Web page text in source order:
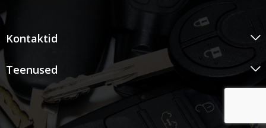
Kontaktid
Teenused